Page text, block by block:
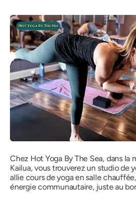
Chez Hot Yoga By The Sea, dans la
Kailua, vous trouverez un studio de
allie cours de yoga en salle
énergie communautaire, juste au